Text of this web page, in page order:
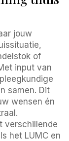
jouw
of
input van
samen. Dit
wensen én
verschillende
het LUMC en